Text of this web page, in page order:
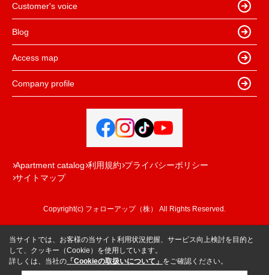
Customer's voice
Blog
Access map
Company profile
Apartment catalog 利用規約 プライバシーポリシー
サイトマップ
Copyright(c) フォローアップ（株） All Rights Reserved.
当サイトでは、お客様の当サイト利用状況把握、サービス向上検討を目的と
して、クッキー（Cookie）を使用しています。
詳しくは、当社の 「Cookieの取扱いについて」 をご確認ください。